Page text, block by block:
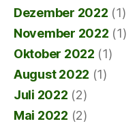
Dezember 2022 (1)
November 2022 (1)
Oktober 2022 (1)
August 2022 (1)
Juli 2022 (2)
Mai 2022 (2)